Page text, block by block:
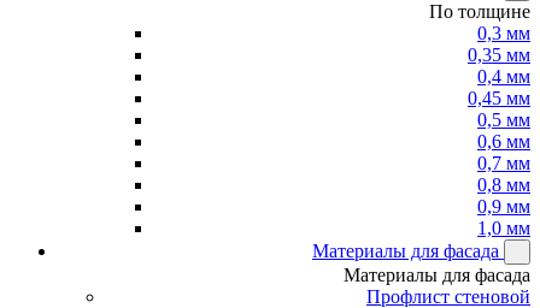
По толщине
0,3 мм
0,35 мм
0,4 мм
0,45 мм
0,5 мм
0,6 мм
0,7 мм
0,8 мм
0,9 мм
1,0 мм
Материалы для фасада
Материалы для фасада
Профлист стеновой